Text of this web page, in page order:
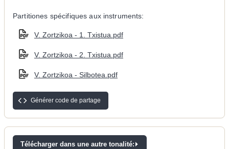
Partitiones spécifiques aux instruments:
V. Zortzikoa - 1. Txistua.pdf
V. Zortzikoa - 2. Txistua.pdf
V. Zortzikoa - Silbotea.pdf
Générer code de partage
Télécharger dans une autre tonalité: